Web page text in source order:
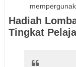
Hadiah
Tingkat